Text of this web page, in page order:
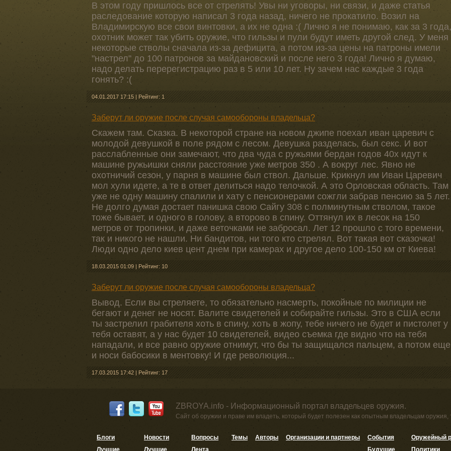
В этом году пришлось все от стрелять! Увы ни уговоры, ни связи, и даже статья
раследование которую написал 3 года назад, ничего не прокатило. Возил на
Владимирскую все свои винтовки, а их не одна :( Лично я не понимаю, как за 3 года,
охотник может так убить оружие, что гильзы и пули будут иметь другой след. У меня
некоторые стволы сначала из-за дефицита, а потом из-за цены на патроны имели
"настрел" до 100 патронов за майдановский и после него 3 года! Лично я думаю,
надо делать перерегистрацию раз в 5 или 10 лет. Ну зачем нас каждые 3 года
гонять? :(
04.01.2017 17:15 | Рейтинг: 1
Заберут ли оружие после случая самообороны владельца?
Скажем там. Сказка. В некоторой стране на новом джипе поехал иван царевич с
молодой девушкой в поле рядом с лесом. Девушка разделась, был секс. И вот
расслабленные они замечают, что два чуда с ружьями бердан годов 40х идут к
машине ружьишки сняли расстояние уже метров 350 . А вокруг лес. Явно не
охотничий сезон, у парня в машине был ствол. Дальше. Крикнул им Иван Царевич
мол хули идете, а те в ответ делиться надо телочкой. А это Орловская область. Там
уже не одну машину спалили и хату с пенсионерами сожгли забрав пенсию за 5 лет.
Не долго думая достает панишка свою Сайгу 308 с полминутным стволом, такое
тоже бывает, и одного в голову, а второво в спину. Оттянул их в лесок на 150
метров от тропинки, и даже веточками не забросал. Лет 12 прошло с того времени,
так и никого не нашли. Ни бандитов, ни того кто стрелял. Вот такая вот сказочка!
Люди одно дело киев цент днем при камерах и другое дело 100-150 км от Киева!
18.03.2015 01:09 | Рейтинг: 10
Заберут ли оружие после случая самообороны владельца?
Вывод. Если вы стреляете, то обязательно насмерть, покойные по милиции не
бегают и денег не носят. Валите свидетелей и собирайте гильзы. Это в США если
ты застрелил грабителя хоть в спину, хоть в жопу, тебе ничего не будет и пистолет у
тебя оставят, а у нас будет 10 свидетелей, видео съемка где видно что на тебя
нападали, и все равно оружие отнимут, что бы ты защищался пальцем, а потом еще
и носи бабосики в ментовку! И где революция...
17.03.2015 17:42 | Рейтинг: 17
ZBROYA.info - Информационный портал владельцев оружия.
Сайт об оружии и праве им владеть, который будет полезен как опытным владельцам
Блоги
Лучшие
Новости
Лучшие
Вопросы
Лента
Темы Авторы Организации и партнеры
События
Будущие
Оружейный
Политики